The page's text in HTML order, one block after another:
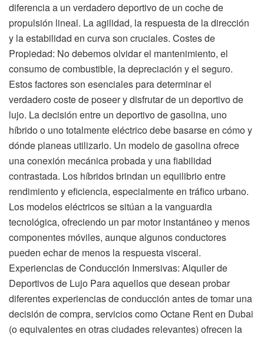
diferencia a un verdadero deportivo de un coche de
propulsión lineal. La agilidad, la respuesta de la dirección
y la estabilidad en curva son cruciales. Costes de
Propiedad: No debemos olvidar el mantenimiento, el
consumo de combustible, la depreciación y el seguro.
Estos factores son esenciales para determinar el
verdadero coste de poseer y disfrutar de un deportivo de
lujo. La decisión entre un deportivo de gasolina, uno
híbrido o uno totalmente eléctrico debe basarse en cómo y
dónde planeas utilizarlo. Un modelo de gasolina ofrece
una conexión mecánica probada y una fiabilidad
contrastada. Los híbridos brindan un equilibrio entre
rendimiento y eficiencia, especialmente en tráfico urbano.
Los modelos eléctricos se sitúan a la vanguardia
tecnológica, ofreciendo un par motor instantáneo y menos
componentes móviles, aunque algunos conductores
pueden echar de menos la respuesta visceral.
Experiencias de Conducción Inmersivas: Alquiler de
Deportivos de Lujo Para aquellos que desean probar
diferentes experiencias de conducción antes de tomar una
decisión de compra, servicios como Octane Rent en Dubai
(o equivalentes en otras ciudades relevantes) ofrecen la